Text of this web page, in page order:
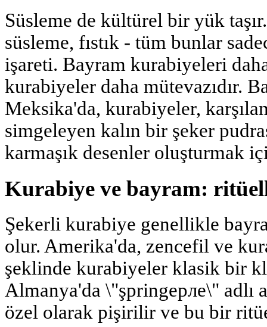
Süsleme de kültürel bir yük
süsleme, fıstık - tüm bunlar
işareti. Bayram kurabiyeleri
kurabiyeler daha mütevazıdır.
Meksika'da, kurabiyeler,
simgeleyen kalın bir şeker
karmaşık desenler oluşturmak
Kurabiye ve bayram:
Şekerli kurabiye genellikle
olur. Amerika'da, zencefil ve
şeklinde kurabiyeler klasik bir
Almanya'da \"şpringерле\"
özel olarak pişirilir ve bu bir